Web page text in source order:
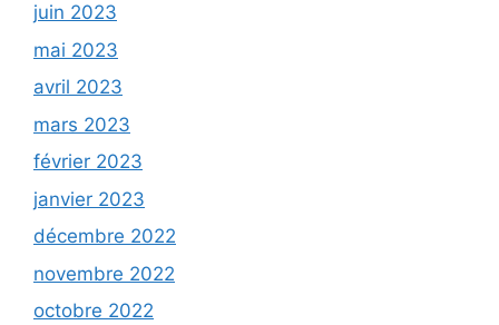
juin 2023
mai 2023
avril 2023
mars 2023
février 2023
janvier 2023
décembre 2022
novembre 2022
octobre 2022